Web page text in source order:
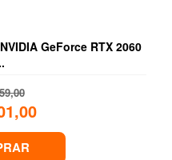
GeForce RTX 2060